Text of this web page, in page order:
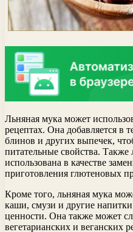
Льняная мука может
рецептах. Она добавляется в
блинов и других выпечек,
питательные свойства.
использована в качестве
приготовления глютеновых
Кроме того, льняная мука
каши, смузи и другие
ценности. Она также может
вегетарианских и веганских